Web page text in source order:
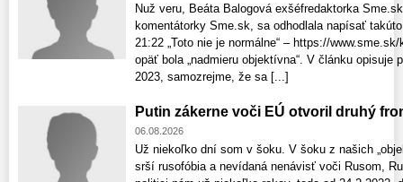
Nuž veru, Beáta Balogová exšéfredaktorka
komentátorky Sme.sk, sa odhodlala napísať
21:22 „Toto nie je normálne“ – https://
opäť bola „nadmieru objektívna“. V článku
2023, samozrejme, že sa [...]
Putin zákerne voči EÚ otvoril druhý
06.08.2026
Už niekoľko dní som v šoku. V šoku z našich
srší rusofóbia a nevídaná nenávisť voči Rusom,